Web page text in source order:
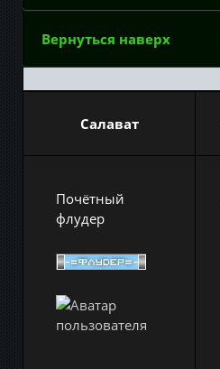
Вернуться наверх
Салават
Почётный
флудер